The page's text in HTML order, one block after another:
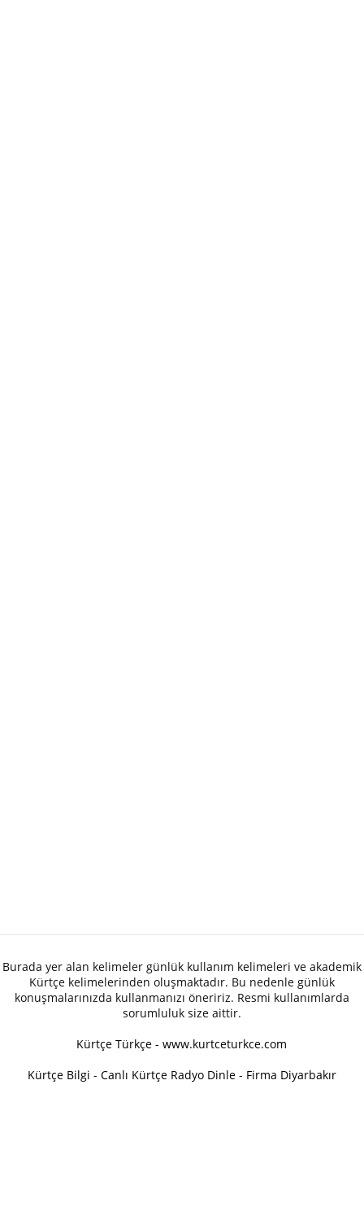
Burada yer alan kelimeler günlük kullanım kelimeleri ve akademik
Kürtçe kelimelerinden oluşmaktadır. Bu nedenle günlük
konuşmalarınızda kullanmanızı öneririz. Resmi kullanımlarda
sorumluluk size aittir.
Kürtçe Türkçe - www.kurtceturkce.com
Kürtçe Bilgi - Canlı Kürtçe Radyo Dinle - Firma Diyarbakır